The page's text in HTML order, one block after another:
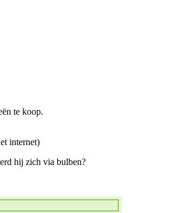
te koop.
internet)
hij zich via bulben?